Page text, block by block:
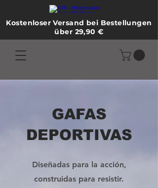
Kostenloser Versand bei Bestellungen
über 29,90 €
GAFAS
DEPORTIVAS
Diseñadas para la acción,
construidas para resistir.